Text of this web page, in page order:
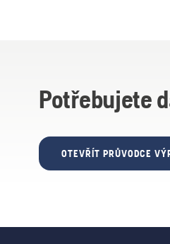
Potřebujete
OTEVŘÍT PRŮVODCE